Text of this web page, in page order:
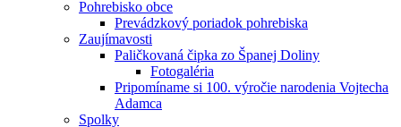
Pohrebisko obce
Prevádzkový poriadok pohrebiska
Zaujímavosti
Paličkovaná čipka zo Španej Doliny
Fotogaléria
Pripomíname si 100. výročie narodenia Vojtecha
Adamca
Spolky